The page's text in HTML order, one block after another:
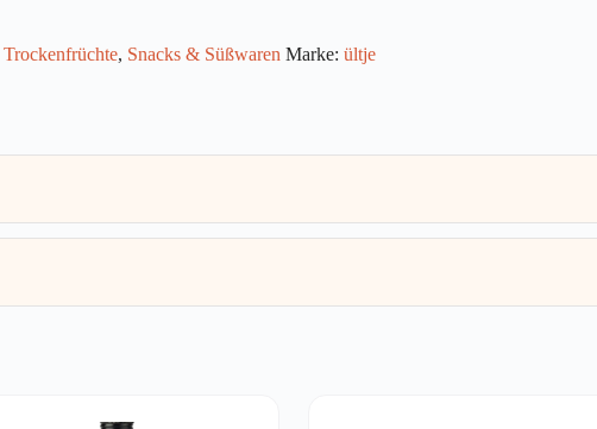
, Snacks & Süßwaren Marke: ültje